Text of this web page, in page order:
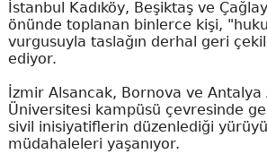
İstanbul Kadıköy, Beşiktaş ve
önünde toplanan binlerce kişi,
vurgusuyla taslağın derhal geri
ediyor.
İzmir Alsancak, Bornova ve Antalya
Üniversitesi kampüsü çevresinde
sivil inisiyatiflerin düzenlediği
müdahaleleri yaşanıyor.